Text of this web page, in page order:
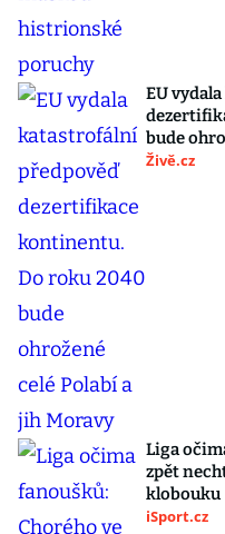
EU
bude
Živě.cz
Liga
zpět
klobouku
iSport.cz